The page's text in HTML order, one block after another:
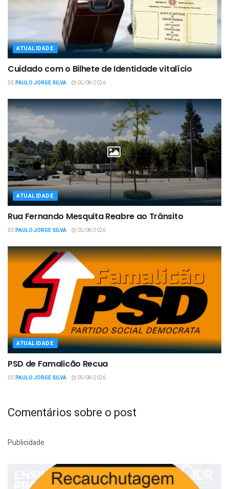
ATUALIDADE
Cuidado com o Bilhete de Identidade vitalício
DEPAULO JORGE SILVA 05/08/2026
ATUALIDADE
Rua Fernando Mesquita Reabre ao Trânsito
DEPAULO JORGE SILVA 05/08/2026
ATUALIDADE
PSD de Famalicão Recua
DEPAULO JORGE SILVA 05/08/2026
Comentários sobre o post
Publicidade